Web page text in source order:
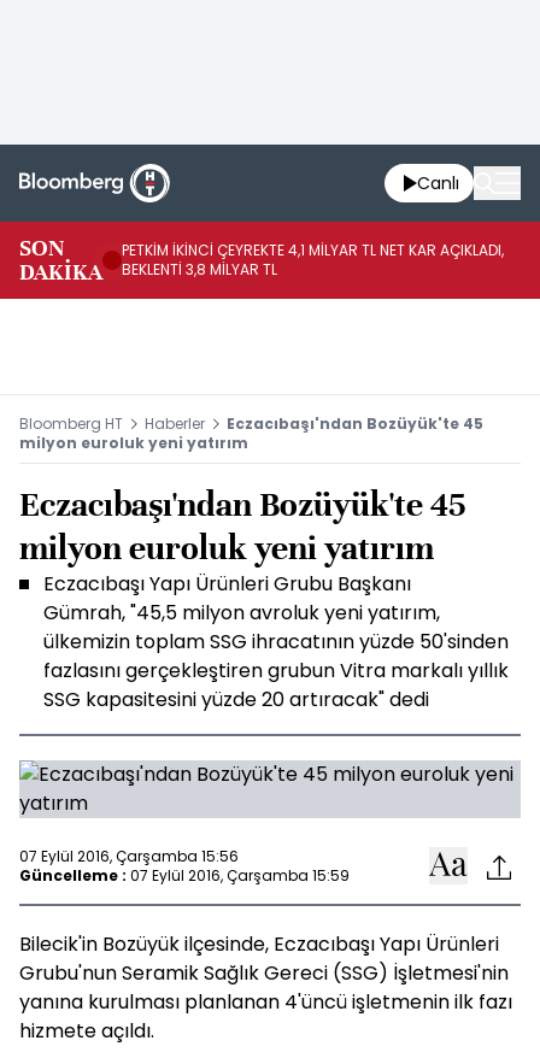
Canlı
SON
DAKİKA
PETKİM İKİNCİ ÇEYREKTE 4,1 MİLYAR TL NET KAR AÇIKLADI,
BEKLENTİ 3,8 MİLYAR TL
Bloomberg HT Haberler
Eczacıbaşı'ndan Bozüyük'te 45
milyon euroluk yeni yatırım
Eczacıbaşı'ndan Bozüyük'te 45
milyon euroluk yeni yatırım
Eczacıbaşı Yapı Ürünleri Grubu Başkanı
Gümrah, "45,5 milyon avroluk yeni yatırım,
ülkemizin toplam SSG ihracatının yüzde 50'sinden
fazlasını gerçekleştiren grubun Vitra markalı yıllık
SSG kapasitesini yüzde 20 artıracak" dedi
07 Eylül 2016, Çarşamba 15:56
Güncelleme : 07 Eylül 2016, Çarşamba 15:59
Bilecik'in Bozüyük ilçesinde, Eczacıbaşı Yapı Ürünleri
Grubu'nun Seramik Sağlık Gereci (SSG) İşletmesi'nin
yanına kurulması planlanan 4'üncü işletmenin ilk fazı
hizmete açıldı.